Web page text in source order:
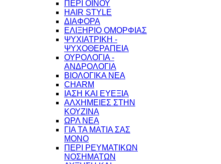
ΠΕΡΙ ΟΙΝΟΥ
HAIR STYLE
ΔΙΑΦΟΡΑ
ΕΛΙΞΗΡΙΟ ΟΜΟΡΦΙΑΣ
ΨΥΧΙΑΤΡΙΚΗ -
ΨΥΧΟΘΕΡΑΠΕΙΑ
ΟΥΡΟΛΟΓΙΑ -
ΑΝΔΡΟΛΟΓΙΑ
ΒΙΟΛΟΓΙΚΑ ΝΕΑ
CHARM
ΙΑΣΗ ΚΑΙ ΕΥΕΞΙΑ
ΑΛΧΗΜΕΙΕΣ ΣΤΗΝ
ΚΟΥΖΙΝΑ
ΩΡΛ ΝEA
ΓΙΑ ΤΑ ΜΑΤΙΑ ΣΑΣ
ΜΟΝΟ
ΠΕΡΙ ΡΕΥΜΑΤΙΚΩΝ
ΝΟΣΗΜΑΤΩΝ